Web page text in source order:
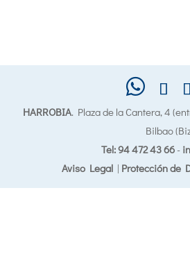
HARROBIA. Plaza de la Cantera, 4
Bilbao
Tel: 94 472 43 66-
Aviso Legal| Protección de